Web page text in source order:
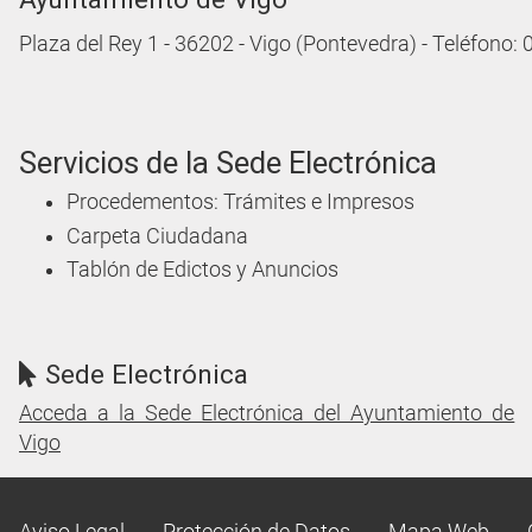
Plaza del Rey 1 - 36202 - Vigo (Pontevedra) - Teléfono:
Servicios de la Sede Electrónica
Procedementos: Trámites e Impresos
Carpeta Ciudadana
Tablón de Edictos y Anuncios
Sede Electrónica
Acceda a la Sede Electrónica del Ayuntamiento de
Vigo